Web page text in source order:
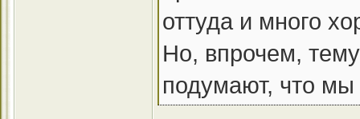
оттуда и много
Но, впрочем,
подумают, что